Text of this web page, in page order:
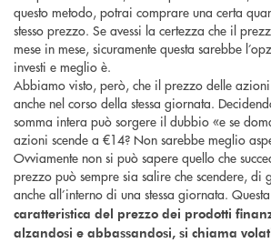
questo metodo, potrai comprare una certa
stesso prezzo. Se avessi la certezza che il
mese in mese, sicuramente questa sarebbe
investi e meglio è.
Abbiamo visto, però, che il prezzo delle
anche nel corso della stessa giornata.
somma intera può sorgere il dubbio «e se
azioni scende a €14? Non sarebbe meglio
Ovviamente non si può sapere quello che
prezzo può sempre sia salire che scendere,
anche all’interno di una stessa giornata.
caratteristica del prezzo dei prodotti
alzandosi e abbassandosi, si chiama